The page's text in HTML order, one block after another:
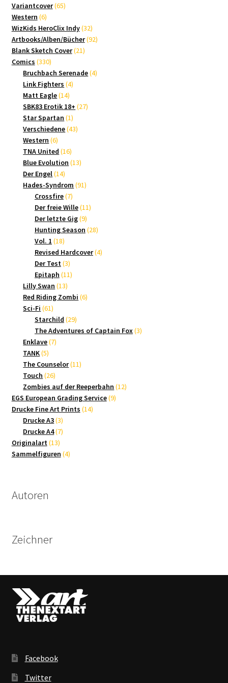
Variantcover 6565
Western 66
Produkte
WizKids HeroClix Indy 3232
Produkte
Artbooks/Alben/Bücher 9292
Blank Sketch Cover 2121
Comics 330330
Produkte
Bruchbach Serenade 44
Link Fighters 44
Matt Eagle 1414
Produkte
SBK83 Erotik 18+ 2727
Star Spartan 11
Produkt
Verschiedene 4343
Western 66
Produkte
TNA United 1616
Produkte
Blue Evolution 1313
Der Engel 1414
Produkte
Hades-Syndrom 9191
Crossfire 77
Produkte
Der freie Wille 1111
Der letzte Gig 99
Produkte
Hunting Season 2828
Vol. 1 1818
Produkte
Revised Hardcover 44
Der Test 33
Produkte
Epitaph 1111
Lilly Swan 1313
Produkte
Red Riding Zombi 66
Sci-Fi 6161
Produkte
Starchild 2929
Produkte
The Adventures of Captain Fox 33
Enklave 77
TANK 55
Produkte
The Counselor 1111
Touch 2626
Produkte
Zombies auf der Reeperbahn 1212
EGS European Grading Service 99
Drucke Fine Art Prints 1414
Drucke A3 33
Produkte
Drucke A4 77
Originalart 1313
Produkte
Sammelfiguren 44
Autoren
Zeichner
Facebook
Twitter